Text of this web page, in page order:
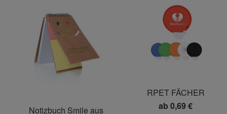
Notizbuch Smile aus
RPET FÄCHER
ab 0,69 €